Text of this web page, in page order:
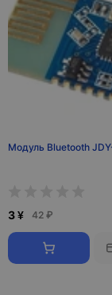
Модуль Bluetooth
3 ¥ 42 ₽